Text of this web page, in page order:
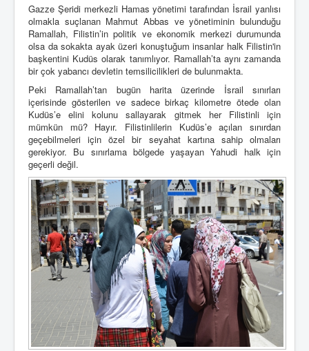
Gazze Şeridi merkezli Hamas yönetimi tarafından İsrail yanlısı
olmakla suçlanan Mahmut Abbas ve yönetiminin bulunduğu
Ramallah, Filistin’in politik ve ekonomik merkezi durumunda
olsa da sokakta ayak üzeri konuştuğum insanlar halk Filistin'in
başkentini Kudüs olarak tanımlıyor. Ramallah’ta aynı zamanda
bir çok yabancı devletin temsilicilikleri de bulunmakta.
Peki Ramallah’tan bugün harita üzerinde İsrail sınırları
içerisinde gösterilen ve sadece birkaç kilometre ötede olan
Kudüs’e elini kolunu sallayarak gitmek her Filistinli için
mümkün mü? Hayır. Filistinlilerin Kudüs’e açılan sınırdan
geçebilmeleri için özel bir seyahat kartına sahip olmaları
gerekiyor. Bu sınırlama bölgede yaşayan Yahudi halk için
geçerli değil.